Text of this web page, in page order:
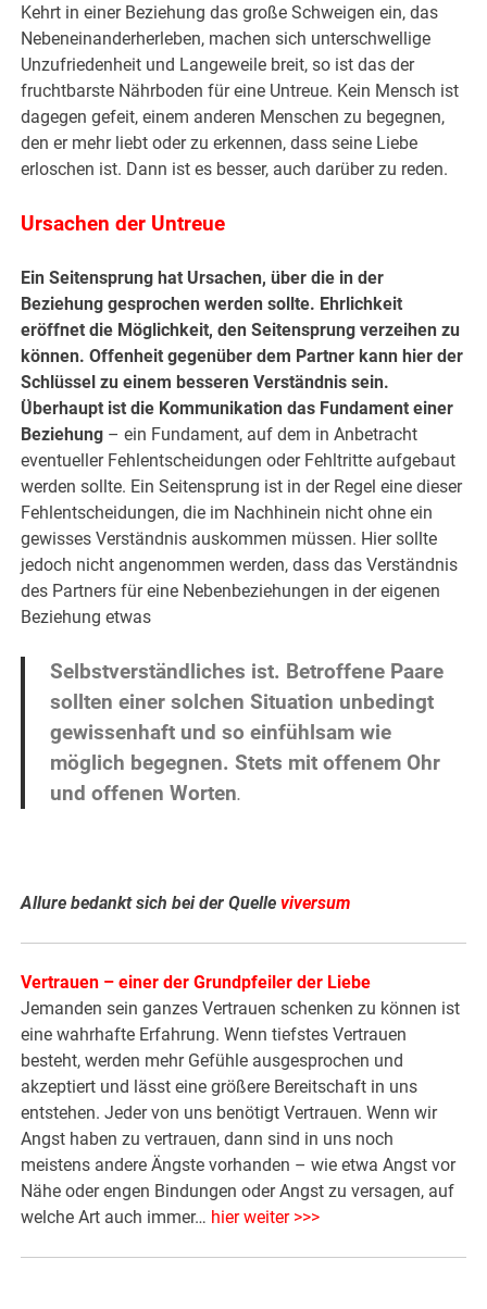
Kehrt in einer Beziehung das große Schweigen ein, das
Nebeneinanderherleben, machen sich unterschwellige
Unzufriedenheit und Langeweile breit, so ist das der
fruchtbarste Nährboden für eine Untreue. Kein Mensch ist
dagegen gefeit, einem anderen Menschen zu begegnen,
den er mehr liebt oder zu erkennen, dass seine Liebe
erloschen ist. Dann ist es besser, auch darüber zu reden.
Ursachen der Untreue
Ein Seitensprung hat Ursachen, über die in der
Beziehung gesprochen werden sollte. Ehrlichkeit
eröffnet die Möglichkeit, den Seitensprung verzeihen zu
können. Offenheit gegenüber dem Partner kann hier der
Schlüssel zu einem besseren Verständnis sein.
Überhaupt ist die Kommunikation das Fundament einer
Beziehung – ein Fundament, auf dem in Anbetracht
eventueller Fehlentscheidungen oder Fehltritte aufgebaut
werden sollte. Ein Seitensprung ist in der Regel eine dieser
Fehlentscheidungen, die im Nachhinein nicht ohne ein
gewisses Verständnis auskommen müssen. Hier sollte
jedoch nicht angenommen werden, dass das Verständnis
des Partners für eine Nebenbeziehungen in der eigenen
Beziehung etwas
Selbstverständliches ist. Betroffene Paare
sollten einer solchen Situation unbedingt
gewissenhaft und so einfühlsam wie
möglich begegnen. Stets mit offenem Ohr
und offenen Worten.
Allure bedankt sich bei der Quelleviversum
Vertrauen – einer der Grundpfeiler der Liebe
Jemanden sein ganzes Vertrauen schenken zu können ist
eine wahrhafte Erfahrung. Wenn tiefstes Vertrauen
besteht, werden mehr Gefühle ausgesprochen und
akzeptiert und lässt eine größere Bereitschaft in uns
entstehen. Jeder von uns benötigt Vertrauen. Wenn wir
Angst haben zu vertrauen, dann sind in uns noch
meistens andere Ängste vorhanden – wie etwa Angst vor
Nähe oder engen Bindungen oder Angst zu versagen, auf
welche Art auch immer… hier weiter >>>